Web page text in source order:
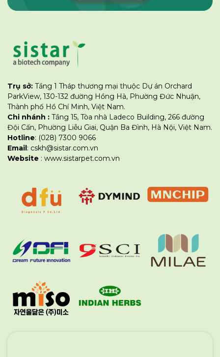
Trụ sở: Tầng 1 Tháp thương mại thuộc Dự án Orchard
ParkView, 130-132 đường Hồng Hà, Phường Đức Nhuận,
Thành phố Hồ Chí Minh, Việt Nam.
Chi nhánh : Tầng 15, Tòa nhà Ladeco Building, 266 đường
Đội Cấn, Phường Liễu Giai, Quận Ba Đình, Hà Nội, Việt Nam.
Hotline: (028) 7300 9066
Email : cskh@sistar.com.vn
Website : www.sistarpet.com.vn